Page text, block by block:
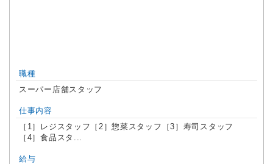
職種
スーパー店舗スタッフ
仕事内容
［1］レジスタッフ［2］惣菜スタッフ［3］寿司スタッフ
［4］食品スタ...
給与